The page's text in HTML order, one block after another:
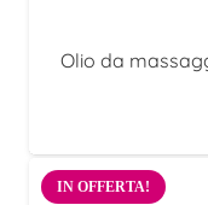
Olio da
IN OFFERTA!